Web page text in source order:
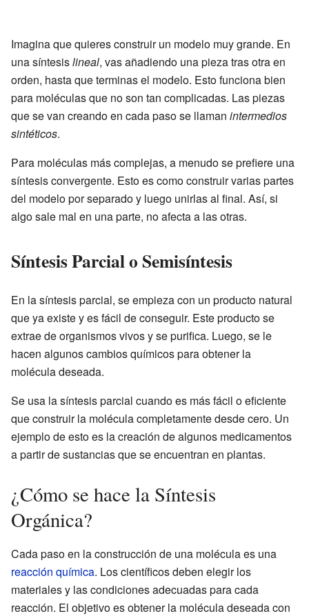
Imagina que quieres construir un modelo muy grande. En
una síntesislineal, vas añadiendo una pieza tras otra en
orden, hasta que terminas el modelo. Esto funciona bien
para moléculas que no son tan complicadas. Las piezas
que se van creando en cada paso se llaman intermedios
sintéticos.
Para moléculas más complejas, a menudo se prefiere una
síntesis convergente. Esto es como construir varias partes
del modelo por separado y luego unirlas al final. Así, si
algo sale mal en una parte, no afecta a las otras.
Síntesis Parcial o Semisíntesis
En la síntesis parcial, se empieza con un producto natural
que ya existe y es fácil de conseguir. Este producto se
extrae de organismos vivos y se purifica. Luego, se le
hacen algunos cambios químicos para obtener la
molécula deseada.
Se usa la síntesis parcial cuando es más fácil o eficiente
que construir la molécula completamente desde cero. Un
ejemplo de esto es la creación de algunos medicamentos
a partir de sustancias que se encuentran en plantas.
¿Cómo se hace la Síntesis
Orgánica?
Cada paso en la construcción de una molécula es una
reacción química. Los científicos deben elegir los
materiales y las condiciones adecuadas para cada
reacción. El objetivo es obtener la molécula deseada con